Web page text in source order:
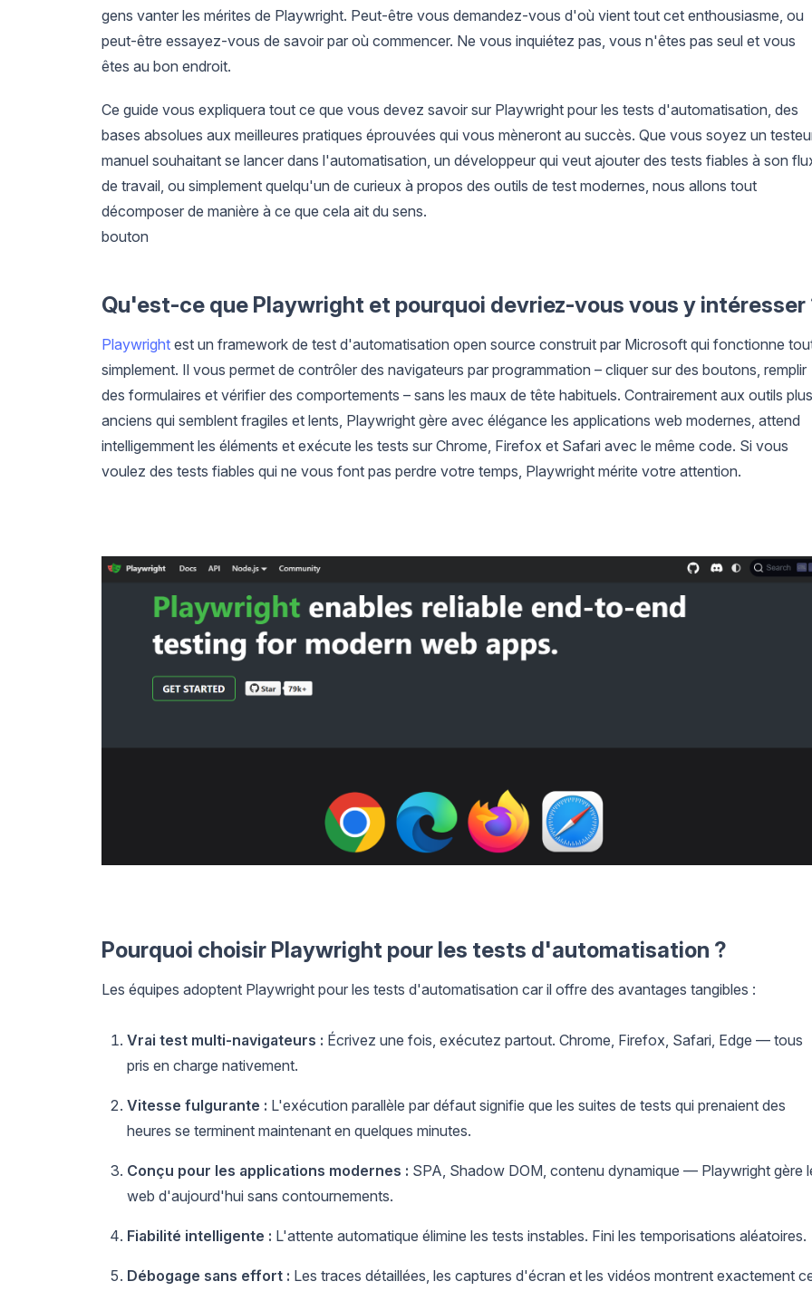
gens vanter les mérites de Playwright. Peut-être vous demandez-vous d'où vient tout cet enthousiasme, ou
peut-être essayez-vous de savoir par où commencer. Ne vous inquiétez pas, vous n'êtes pas seul et vous
êtes au bon endroit.
Ce guide vous expliquera tout ce que vous devez savoir sur Playwright pour les tests d'automatisation, des
bases absolues aux meilleures pratiques éprouvées qui vous mèneront au succès. Que vous soyez un
manuel souhaitant se lancer dans l'automatisation, un développeur qui veut ajouter des tests fiables à son
de travail, ou simplement quelqu'un de curieux à propos des outils de test modernes, nous allons tout
décomposer de manière à ce que cela ait du sens.
bouton
Qu'est-ce que Playwright et pourquoi devriez-vous vous y intéresser
Playwright est un framework de test d'automatisation open source construit par Microsoft qui fonctionne
simplement. Il vous permet de contrôler des navigateurs par programmation – cliquer sur des boutons, remplir
des formulaires et vérifier des comportements – sans les maux de tête habituels. Contrairement aux outils plus
anciens qui semblent fragiles et lents, Playwright gère avec élégance les applications web modernes, attend
intelligemment les éléments et exécute les tests sur Chrome, Firefox et Safari avec le même code. Si vous
voulez des tests fiables qui ne vous font pas perdre votre temps, Playwright mérite votre attention.
Pourquoi choisir Playwright pour les tests d'automatisation ?
Les équipes adoptent Playwright pour les tests d'automatisation car il offre des avantages tangibles :
Vrai test multi-navigateurs : Écrivez une fois, exécutez partout. Chrome, Firefox, Safari, Edge — tous
pris en charge nativement.
Vitesse fulgurante : L'exécution parallèle par défaut signifie que les suites de tests qui prenaient des
heures se terminent maintenant en quelques minutes.
Conçu pour les applications modernes : SPA, Shadow DOM, contenu dynamique — Playwright gère
web d'aujourd'hui sans contournements.
Fiabilité intelligente : L'attente automatique élimine les tests instables. Fini les temporisations aléatoires.
Débogage sans effort : Les traces détaillées, les captures d'écran et les vidéos montrent exactement